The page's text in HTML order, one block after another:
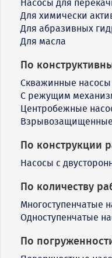
Насосы для
Для химически
Для абразивных
Для масла
По
Скважинные насосы
С режущим
Центробежные
По конструкции
Насосы с
По количеству
Многоступенчатые
Одноступенчатые
По